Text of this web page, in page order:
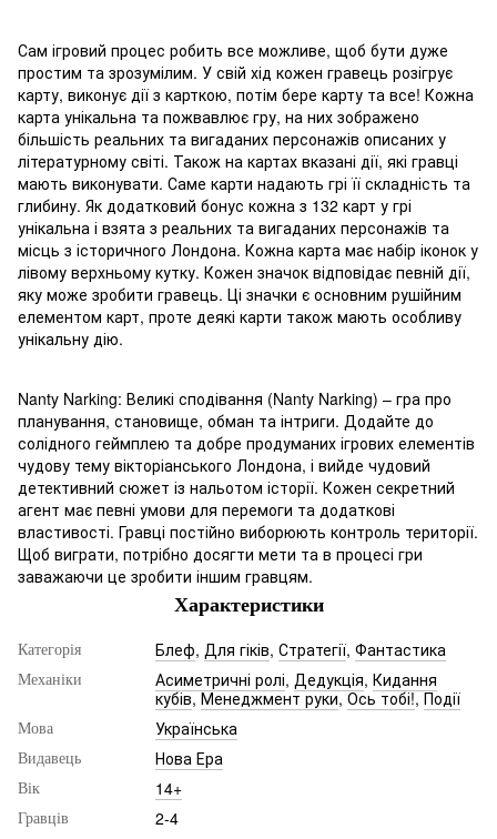
Сам ігровий процес робить все можливе, щоб бути дуже
простим та зрозумілим. У свій хід кожен гравець розігрує
карту, виконує дії з карткою, потім бере карту та все! Кожна
карта унікальна та пожвавлює гру, на них зображено
більшість реальних та вигаданих персонажів описаних у
літературному світі. Також на картах вказані дії, які гравці
мають виконувати. Саме карти надають грі її складність та
глибину. Як додатковий бонус кожна з 132 карт у грі
унікальна і взята з реальних та вигаданих персонажів та
місць з історичного Лондона. Кожна карта має набір іконок у
лівому верхньому кутку. Кожен значок відповідає певній дії,
яку може зробити гравець. Ці значки є основним рушійним
елементом карт, проте деякі карти також мають особливу
унікальну дію.
Nanty Narking: Великі сподівання (Nanty Narking) – гра про
планування, становище, обман та інтриги. Додайте до
солідного геймплею та добре продуманих ігрових елементів
чудову тему вікторіанського Лондона, і вийде чудовий
детективний сюжет із нальотом історії. Кожен секретний
агент має певні умови для перемоги та додаткові
властивості. Гравці постійно виборюють контроль території.
Щоб виграти, потрібно досягти мети та в процесі гри
заважаючи це зробити іншим гравцям.
Характеристики
Категорія Блеф, Для гіків, Стратегії, Фантастика
Механіки Асиметричні ролі, Дедукція, Кидання
кубів,Менеджмент руки,Ось тобі!,Події
Мова Українська
Видавець Нова Ера
Вік 14+
Гравців 2-4